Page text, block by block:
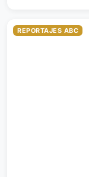
REPORTAJES ABC